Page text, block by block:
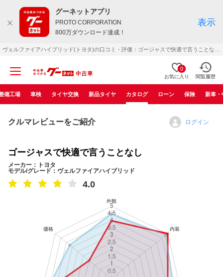
グーネットアプリ
PROTO CORPORATION
800万ダウンロード達成！
表示
0
お気に入り 閲覧履歴
備工場 車検 タイヤ交換 新品タイヤ カタログ ローン 保険 新車・
クルマレビューをご紹介 ログイン
ゴージャスで快適で言うことなし
メーカー：トヨタ
モデル/グレード：ヴェルファイアハイブリッド
4.0